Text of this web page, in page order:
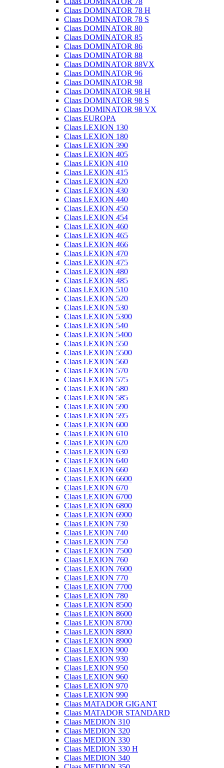
Claas DOMINATOR 78 H
Claas DOMINATOR 78 S
Claas DOMINATOR 80
Claas DOMINATOR 85
Claas DOMINATOR 86
Claas DOMINATOR 88
Claas DOMINATOR 88VX
Claas DOMINATOR 96
Claas DOMINATOR 98
Claas DOMINATOR 98 H
Claas DOMINATOR 98 S
Claas DOMINATOR 98 VX
Claas EUROPA
Claas LEXION 130
Claas LEXION 180
Claas LEXION 390
Claas LEXION 405
Claas LEXION 410
Claas LEXION 415
Claas LEXION 420
Claas LEXION 430
Claas LEXION 440
Claas LEXION 450
Claas LEXION 454
Claas LEXION 460
Claas LEXION 465
Claas LEXION 466
Claas LEXION 470
Claas LEXION 475
Claas LEXION 480
Claas LEXION 485
Claas LEXION 510
Claas LEXION 520
Claas LEXION 530
Claas LEXION 5300
Claas LEXION 540
Claas LEXION 5400
Claas LEXION 550
Claas LEXION 5500
Claas LEXION 560
Claas LEXION 570
Claas LEXION 575
Claas LEXION 580
Claas LEXION 585
Claas LEXION 590
Claas LEXION 595
Claas LEXION 600
Claas LEXION 610
Claas LEXION 620
Claas LEXION 630
Claas LEXION 640
Claas LEXION 660
Claas LEXION 6600
Claas LEXION 670
Claas LEXION 6700
Claas LEXION 6800
Claas LEXION 6900
Claas LEXION 730
Claas LEXION 740
Claas LEXION 750
Claas LEXION 7500
Claas LEXION 760
Claas LEXION 7600
Claas LEXION 770
Claas LEXION 7700
Claas LEXION 780
Claas LEXION 8500
Claas LEXION 8600
Claas LEXION 8700
Claas LEXION 8800
Claas LEXION 8900
Claas LEXION 900
Claas LEXION 930
Claas LEXION 950
Claas LEXION 960
Claas LEXION 970
Claas LEXION 990
Claas MATADOR GIGANT
Claas MATADOR STANDARD
Claas MEDION 310
Claas MEDION 320
Claas MEDION 330
Claas MEDION 330 H
Claas MEDION 340